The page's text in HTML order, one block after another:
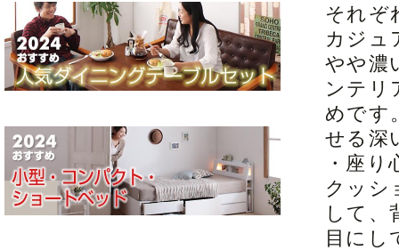
それぞ
カジュ
やや濃
ンテリ
めです
せる深
・座
クッシ
して、
目にし